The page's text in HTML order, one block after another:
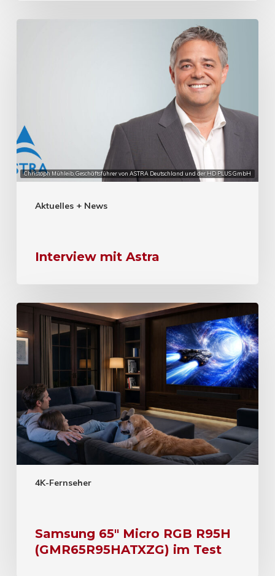
Christoph Mühleib, Geschäftsführer von ASTRA Deutschland und der HD PLUS GmbH
Aktuelles + News
Interview mit Astra
4K-Fernseher
Samsung 65″ Micro RGB R95H
(GMR65R95HATXZG) im Test